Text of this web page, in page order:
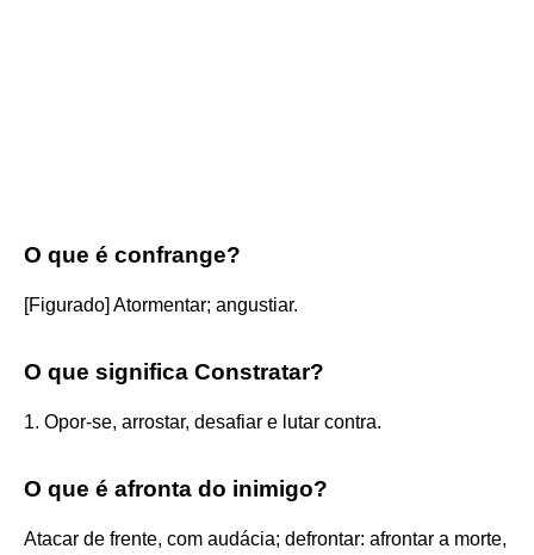
O que é confrange?
[Figurado] Atormentar; angustiar.
O que significa Constratar?
1. Opor-se, arrostar, desafiar e lutar contra.
O que é afronta do inimigo?
Atacar de frente, com audácia; defrontar: afrontar a morte,